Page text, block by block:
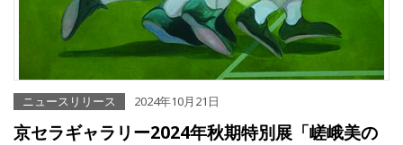
ニュースリリース 2024年10月21日
京セラギャラリー2024年秋期特別展「嵯峨美の